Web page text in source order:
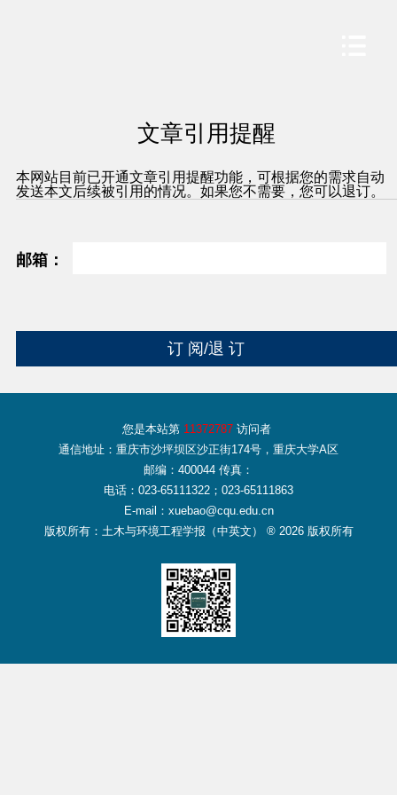
文章引用提醒
本网站目前已开通文章引用提醒功能，可根据您的需求自动
发送本文后续被引用的情况。如果您不需要，您可以退订。
邮箱：
您是本站第 11372787 访问者
通信地址：重庆市沙坪坝区沙正街174号，重庆大学A区
邮编：400044 传真：
电话：023-65111322；023-65111863
E-mail：xuebao@cqu.edu.cn
版权所有：土木与环境工程学报（中英文） ® 2026 版权所有